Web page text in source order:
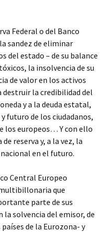
Federal o del Banco
sandez de eliminar
del estado – de su balance
la insolvencia de su
de valor en los activos
destruir la credibilidad del
y a la deuda estatal,
futuro de los ciudadanos,
los europeos… Y con ello
reserva y, a la vez, la
en el futuro.
Central Europeo
que
parte de sus
solvencia del emisor, de
de la Eurozona- y